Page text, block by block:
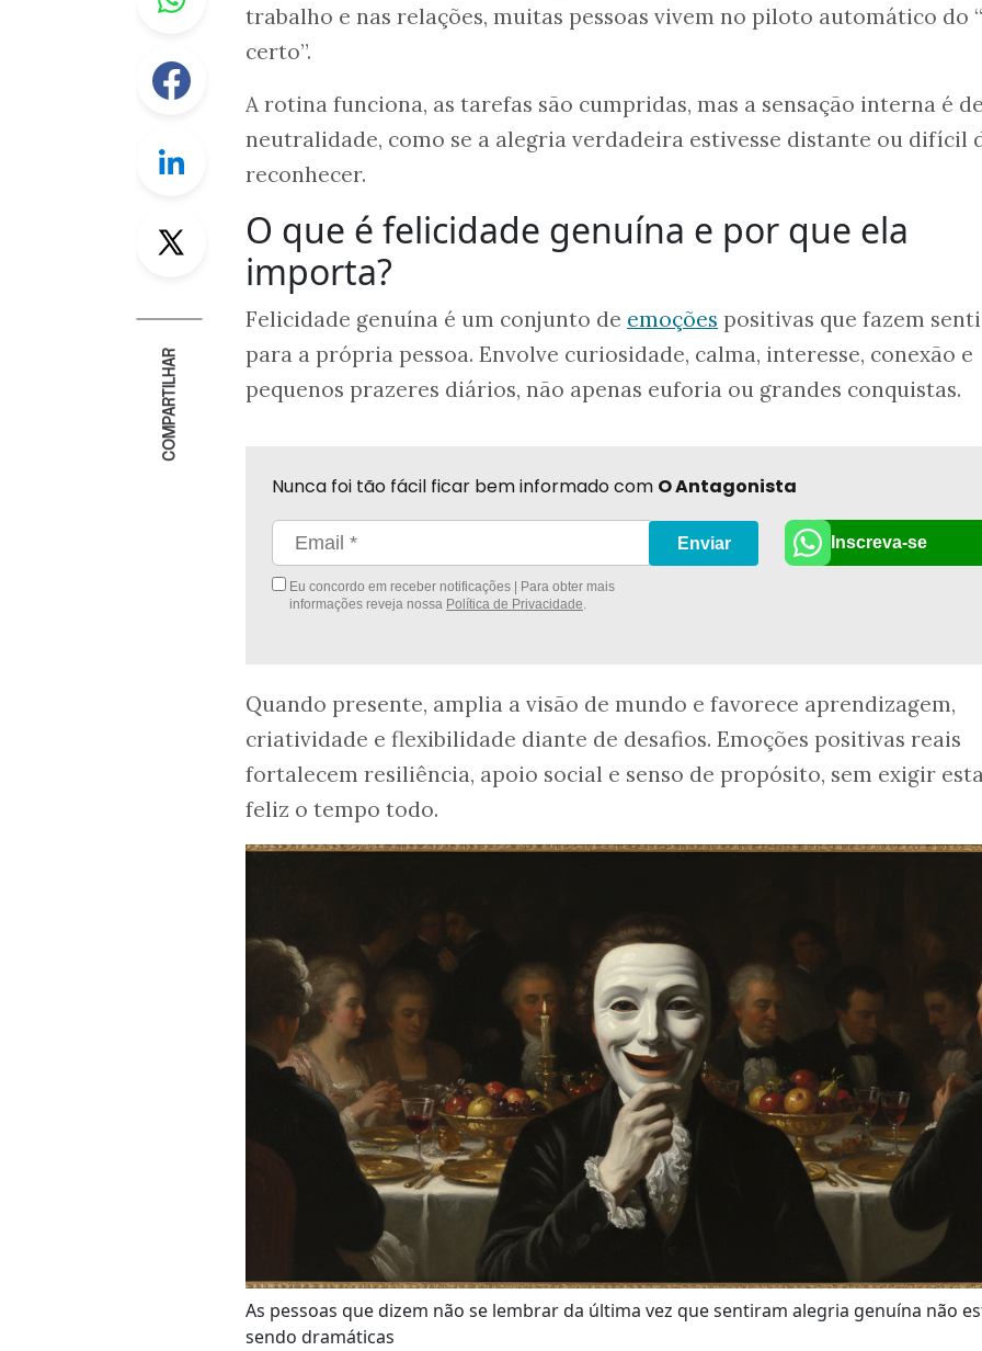
Facebook
Linkedin
Twitter
COMPARTILHAR
trabalho e nas relações, muitas pessoas vivem no piloto automático do
certo”.
A rotina funciona, as tarefas são cumpridas, mas a sensação interna é
neutralidade, como se a alegria verdadeira estivesse distante ou difícil
reconhecer.
O que é felicidade genuína e por que ela
importa?
Felicidade genuína é um conjunto de emoções positivas que fazem
para a própria pessoa. Envolve curiosidade, calma, interesse, conexão e
pequenos prazeres diários, não apenas euforia ou grandes conquistas.
Nunca foi tão fácil ficar bem informado com O Antagonista
Eu concordo em receber notificações | Para obter mais
informações reveja nossa Política de Privacidade.
Enviar Inscreva-se
Quando presente, amplia a visão de mundo e favorece aprendizagem,
criatividade e flexibilidade diante de desafios. Emoções positivas reais
fortalecem resiliência, apoio social e senso de propósito, sem exigir
feliz o tempo todo.
As pessoas que dizem não se lembrar da última vez que sentiram alegria genuína não
sendo dramáticas